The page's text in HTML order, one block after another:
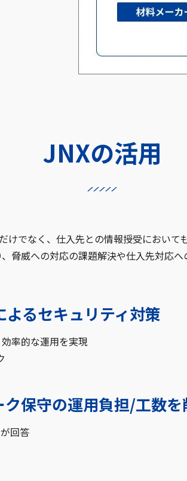
JNXの活用
けでなく、仕入先との情報授受において
脅威への対応の課題解決や仕入先対応へ
るセキュリティ対策
率的な運用を実現
保守の運用負担/工数を
回答